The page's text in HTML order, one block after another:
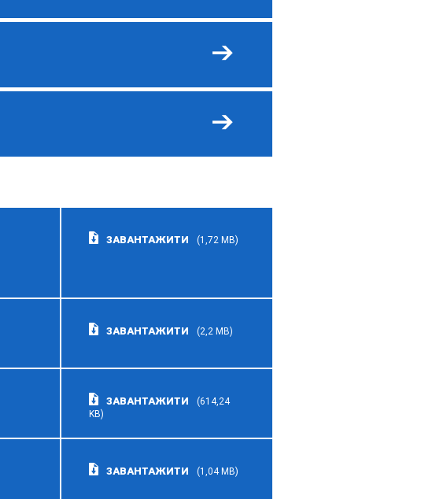
ЗАВАНТАЖИТИ (1,72 MB)
ЗАВАНТАЖИТИ (2,2 MB)
ЗАВАНТАЖИТИ
(614,24
KB)
ЗАВАНТАЖИТИ (1,04 MB)